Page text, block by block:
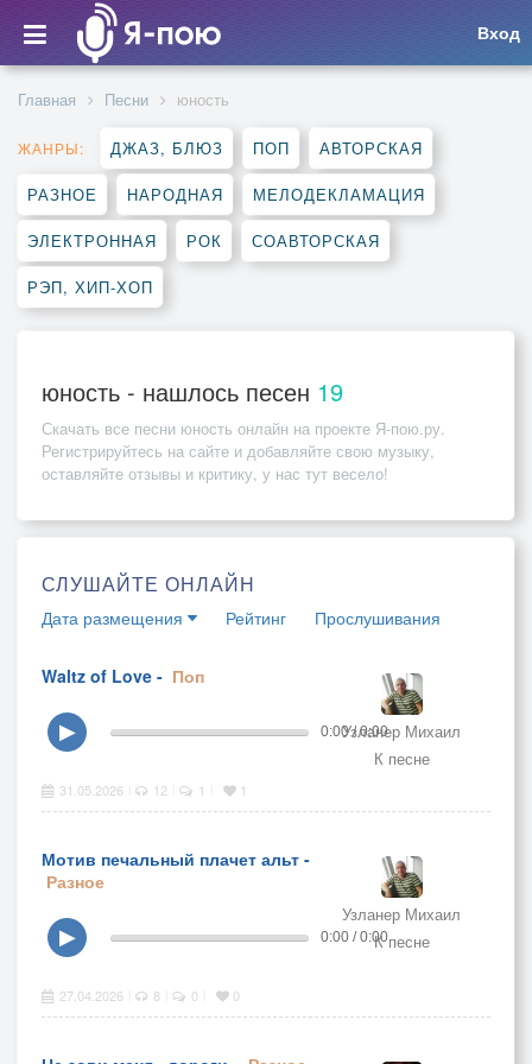
Вход
Главная Песни юность
ЖАНРЫ: ДЖАЗ, БЛЮЗ ПОП АВТОРСКАЯ
РАЗНОЕ НАРОДНАЯ МЕЛОДЕКЛАМАЦИЯ
ЭЛЕКТРОННАЯ РОК СОАВТОРСКАЯ
РЭП, ХИП-ХОП
юность - нашлось песен 19
Скачать все песни юность онлайн на проекте Я-пою.ру.
Регистрируйтесь на сайте и добавляйте свою музыку,
оставляйте отзывы и критику, у нас тут весело!
СЛУШАЙТЕ ОНЛАЙН
Дата размещения Рейтинг Прослушивания
Waltz of Love - Поп
Узланер Михаил
К песне
▶ 0:00 / 0:00
31.05.2026 12 1 1
Мотив печальный плачет альт -
Разное
Узланер Михаил
К песне
▶ 0:00 / 0:00
27.04.2026 8 0 0